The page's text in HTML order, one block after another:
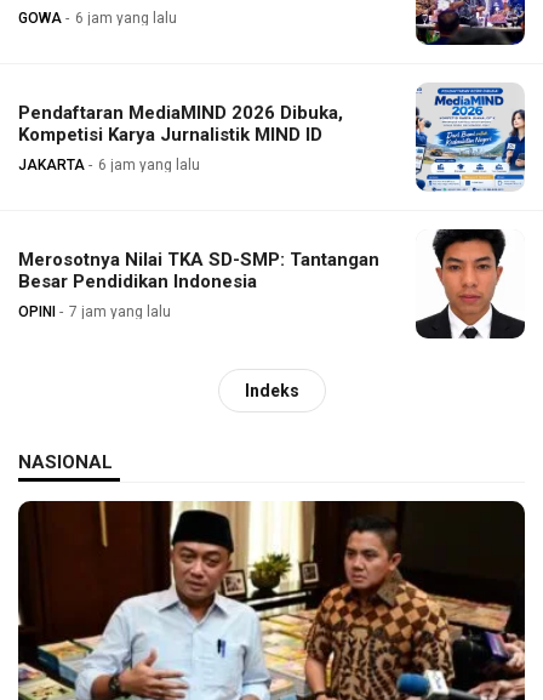
GOWA 6 jam yang lalu
Pendaftaran MediaMIND 2026 Dibuka,
Kompetisi Karya Jurnalistik MIND ID
JAKARTA 6 jam yang lalu
Merosotnya Nilai TKA SD-SMP: Tantangan
Besar Pendidikan Indonesia
OPINI 7 jam yang lalu
Indeks
NASIONAL